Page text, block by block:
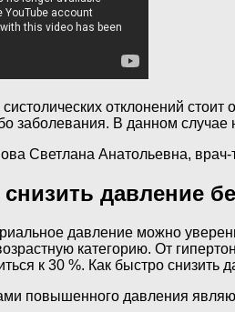
отклонений
заболевания. В данном
Светлана Анатольевна, врач-
давление
давление можно
категорию. От
к 30 %. Как быстро снизить
повышенного давления